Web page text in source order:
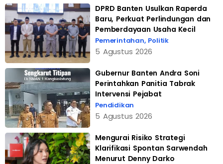
DPRD Banten Usulkan Raperda
Baru, Perkuat Perlindungan dan
Pemberdayaan Usaha Kecil
Pemerintahan, Politik
5 Agustus 2026
Gubernur Banten Andra Soni
Perintahkan Panitia Tabrak
Intervensi Pejabat
Pendidikan
5 Agustus 2026
Mengurai Risiko Strategi
Klarifikasi Spontan Sarwendah
Menurut Denny Darko